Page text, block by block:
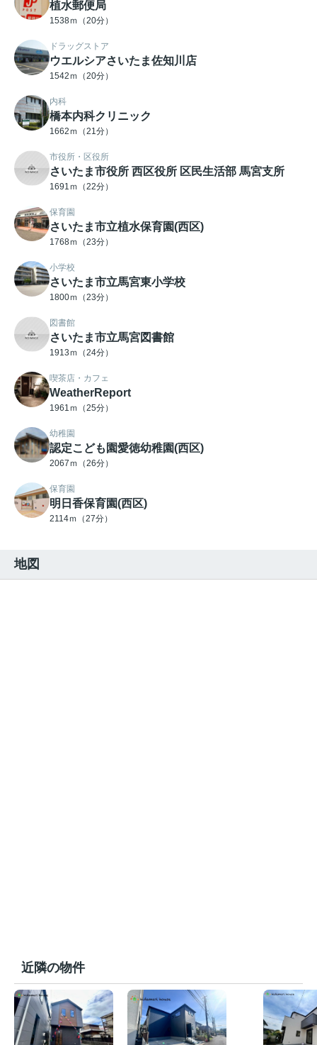
植水郵便局
1538ｍ（20分）
ドラッグストア
ウエルシアさいたま佐知川店
1542ｍ（20分）
内科
橋本内科クリニック
1662ｍ（21分）
市役所・区役所
さいたま市役所 西区役所 区民生活部 馬宮支所
1691ｍ（22分）
保育園
さいたま市立植水保育園(西区)
1768ｍ（23分）
小学校
さいたま市立馬宮東小学校
1800ｍ（23分）
図書館
さいたま市立馬宮図書館
1913ｍ（24分）
喫茶店・カフェ
WeatherReport
1961ｍ（25分）
幼稚園
認定こども園愛徳幼稚園(西区)
2067ｍ（26分）
保育園
明日香保育園(西区)
2114ｍ（27分）
地図
近隣の物件